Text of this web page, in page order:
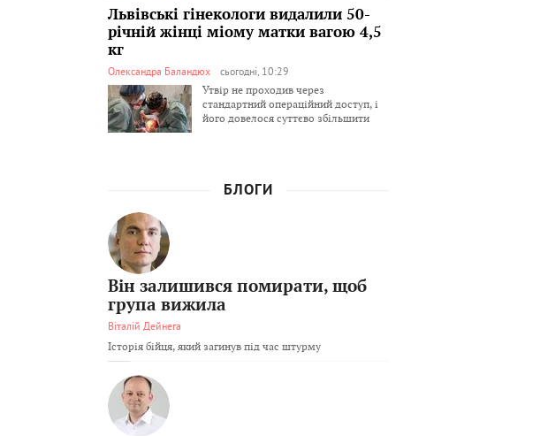
Львівські гінекологи видалили 50-
річній жінці міому матки вагою 4,5
кг
Олександра Баландюх
сьогодні, 10:29
Утвір не проходив через
стандартний операційний доступ, і
його довелося суттєво збільшити
БЛОГИ
Він залишився помирати, щоб
група вижила
Віталій Дейнега
Історія бійця, який загинув під час штурму